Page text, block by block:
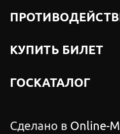
КУПИТЬ БИЛЕТ
ГОСКАТАЛОГ
Сделано в Online-